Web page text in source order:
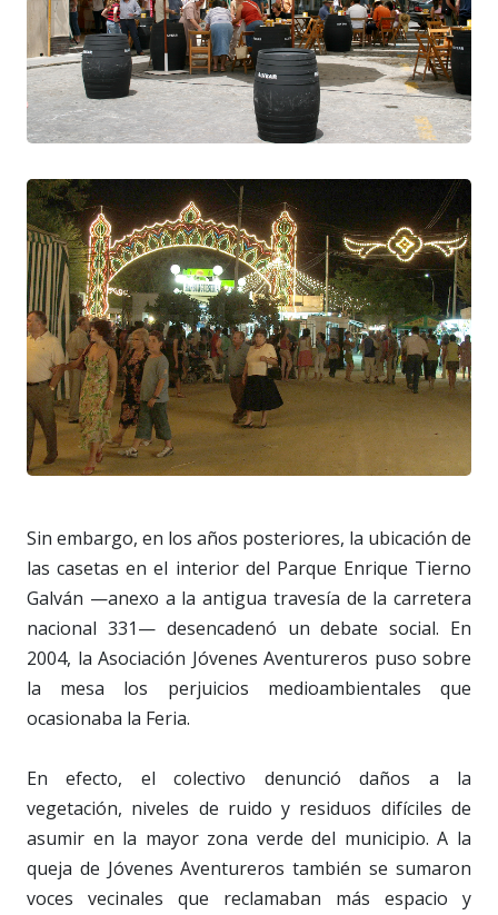
Sin embargo, en los años posteriores, la ubicación de
las casetas en el interior del Parque Enrique Tierno
Galván —anexo a la antigua travesía de la carretera
nacional 331— desencadenó un debate social. En
2004, la Asociación Jóvenes Aventureros puso sobre
la mesa los perjuicios medioambientales que
ocasionaba la Feria.
En efecto, el colectivo denunció daños a la
vegetación, niveles de ruido y residuos difíciles de
asumir en la mayor zona verde del municipio. A la
queja de Jóvenes Aventureros también se sumaron
voces vecinales que reclamaban más espacio y